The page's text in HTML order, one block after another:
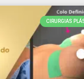
CIRURGIAS